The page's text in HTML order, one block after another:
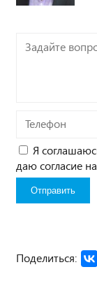
Задайте
вопрос*
Телефон
Я
даю согласие
Поделиться: